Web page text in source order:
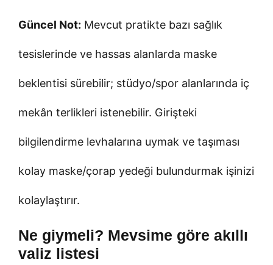
Güncel Not: Mevcut pratikte bazı sağlık
tesislerinde ve hassas alanlarda maske
beklentisi sürebilir; stüdyo/spor alanlarında iç
mekân terlikleri istenebilir. Girişteki
bilgilendirme levhalarına uymak ve taşıması
kolay maske/çorap yedeği bulundurmak işinizi
kolaylaştırır.
Ne giymeli? Mevsime göre akıllı
valiz listesi